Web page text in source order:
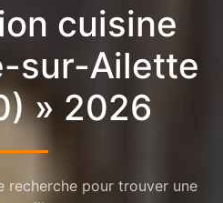
cuisine
sur-Ailette
» 2026
recherche pour trouver une